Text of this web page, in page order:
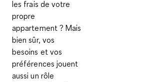
les frais de votre
propre
appartement ? Mais
bien sûr, vos
besoins et vos
préférences jouent
aussi un rôle